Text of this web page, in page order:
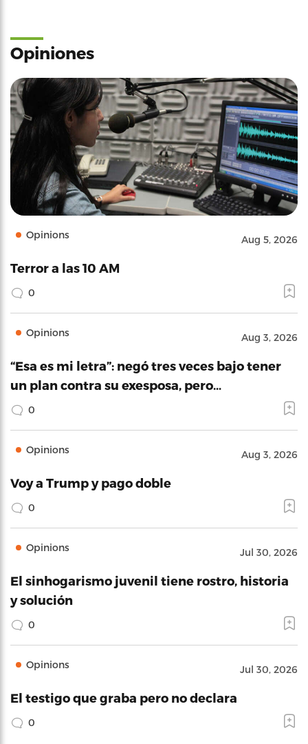
Opiniones
Opinions Aug 5, 2026
Terror a las 10 AM
0
Opinions Aug 3, 2026
“Esa es mi letra”: negó tres veces bajo tener
un plan contra su exesposa, pero…
0
Opinions Aug 3, 2026
Voy a Trump y pago doble
0
Opinions Jul 30, 2026
El sinhogarismo juvenil tiene rostro, historia
y solución
0
Opinions Jul 30, 2026
El testigo que graba pero no declara
0